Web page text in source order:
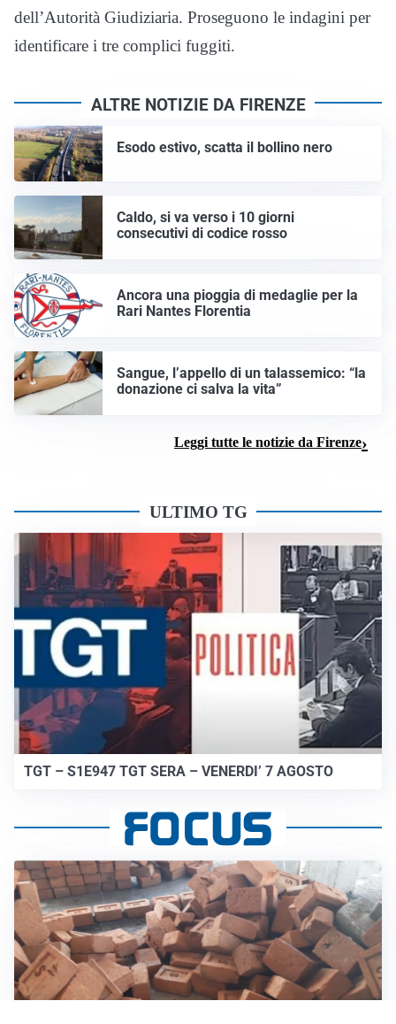
dell’Autorità Giudiziaria. Proseguono le indagini per
identificare i tre complici fuggiti.
ALTRE NOTIZIE DA FIRENZE
Esodo estivo, scatta il bollino nero
Caldo, si va verso i 10 giorni
consecutivi di codice rosso
Ancora una pioggia di medaglie per la
Rari Nantes Florentia
Sangue, l’appello di un talassemico: “la
donazione ci salva la vita”
Leggi tutte le notizie da Firenze
ULTIMO TG
TGT – S1E947 TGT SERA – VENERDI’ 7 AGOSTO